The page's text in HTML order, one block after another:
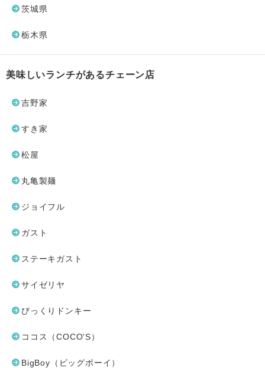
茨城県
栃木県
美味しいランチがあるチェーン店
吉野家
すき家
松屋
丸亀製麺
ジョイフル
ガスト
ステーキガスト
サイゼリヤ
びっくりドンキー
ココス（COCO'S）
BigBoy（ビッグボーイ）